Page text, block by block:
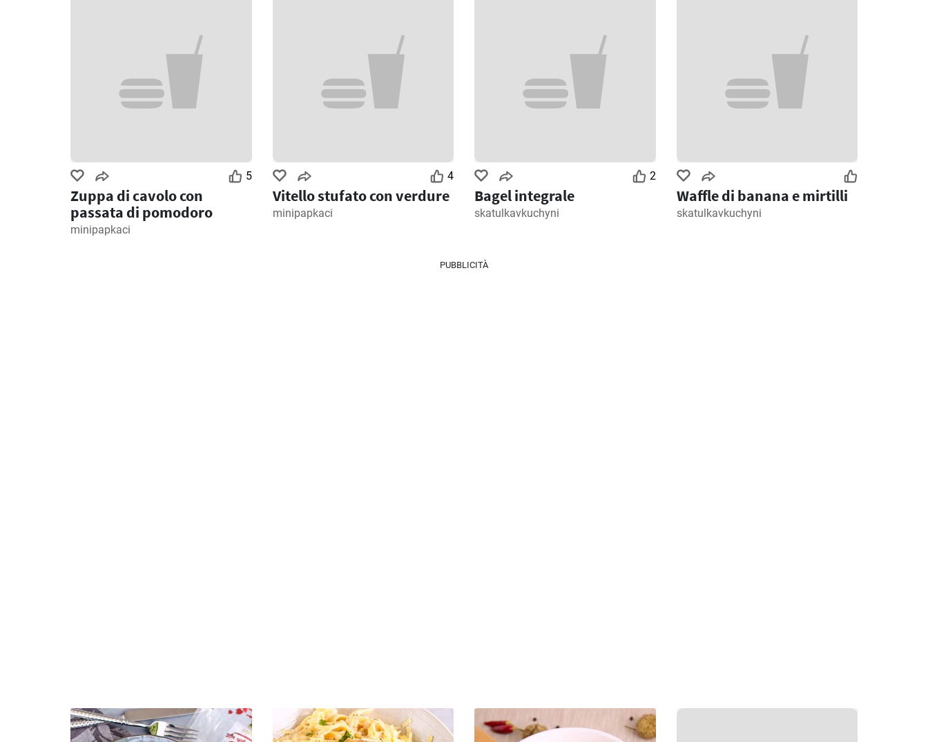
5
Zuppa di cavolo con
passata di pomodoro
minipapkaci
4
Vitello stufato con verdure
minipapkaci
2
Bagel integrale
skatulkavkuchyni
Waffle di banana e mirtilli
skatulkavkuchyni
PUBBLICITÀ